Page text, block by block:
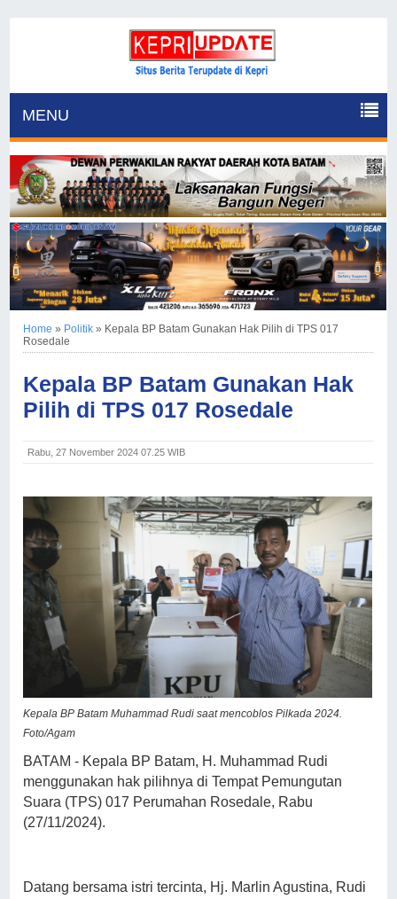
MENU
Home » Politik » Kepala BP Batam Gunakan Hak Pilih di TPS 017
Rosedale
Kepala BP Batam Gunakan Hak
Pilih di TPS 017 Rosedale
Rabu, 27 November 2024 07.25 WIB
Kepala BP Batam Muhammad Rudi saat mencoblos Pilkada 2024.
Foto/Agam
BATAM - Kepala BP Batam, H. Muhammad Rudi
menggunakan hak pilihnya di Tempat Pemungutan
Suara (TPS) 017 Perumahan Rosedale, Rabu
(27/11/2024).
Datang bersama istri tercinta, Hj. Marlin Agustina, Rudi